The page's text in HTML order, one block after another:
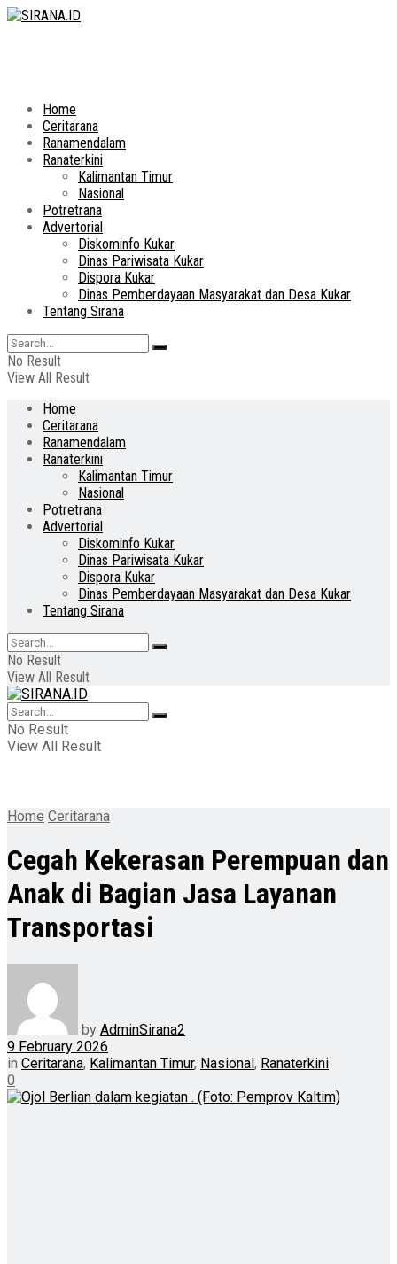
Home
Ceritarana
Ranamendalam
Ranaterkini
Kalimantan Timur
Nasional
Potretrana
Advertorial
Diskominfo Kukar
Dinas Pariwisata Kukar
Dispora Kukar
Dinas Pemberdayaan Masyarakat dan Desa Kukar
Tentang Sirana
No Result
View All Result
Home
Ceritarana
Ranamendalam
Ranaterkini
Kalimantan Timur
Nasional
Potretrana
Advertorial
Diskominfo Kukar
Dinas Pariwisata Kukar
Dispora Kukar
Dinas Pemberdayaan Masyarakat dan Desa Kukar
Tentang Sirana
No Result
View All Result
No Result
View All Result
Home Ceritarana
Cegah Kekerasan Perempuan dan
Anak di Bagian Jasa Layanan
Transportasi
by AdminSirana2
9 February 2026
in Ceritarana, Kalimantan Timur, Nasional, Ranaterkini
0